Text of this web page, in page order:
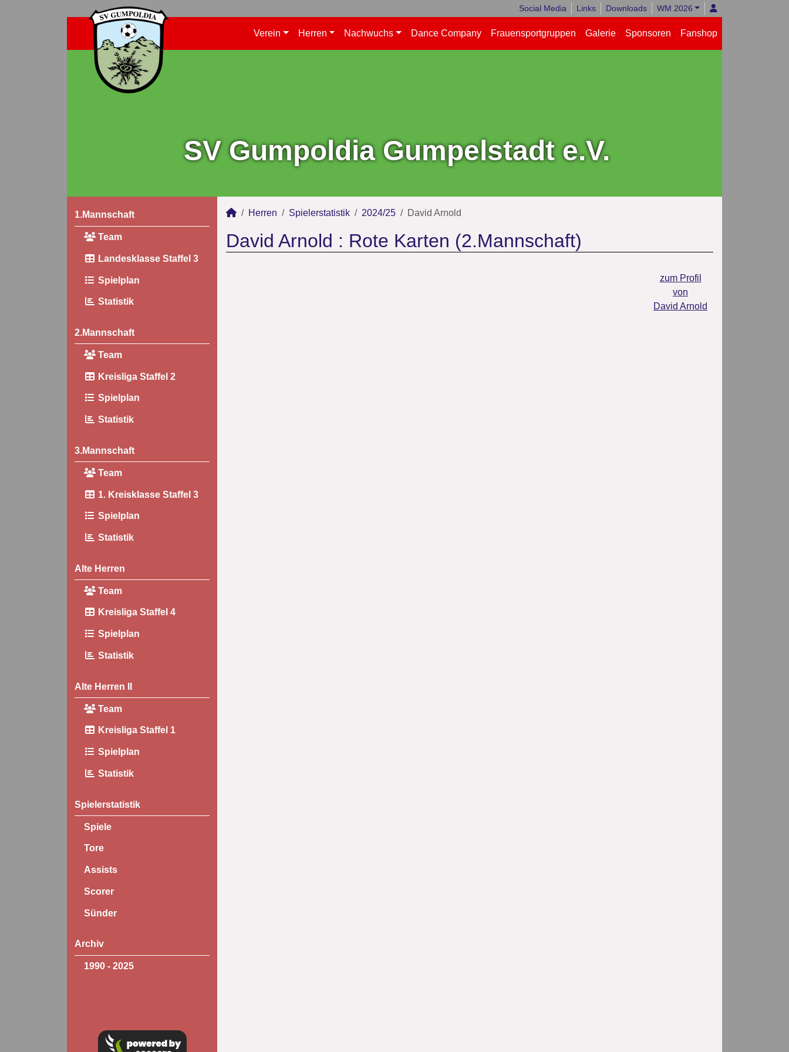
Social Media Links Downloads WM 2026
Verein Herren Nachwuchs Dance Company Frauensportgruppen Galerie Sponsoren Fanshop
SV Gumpoldia Gumpelstadt e.V.
1.Mannschaft
Team
Landesklasse Staffel 3
Spielplan
Statistik
2.Mannschaft
Team
Kreisliga Staffel 2
Spielplan
Statistik
3.Mannschaft
Team
1. Kreisklasse Staffel 3
Spielplan
Statistik
Alte Herren
Team
Kreisliga Staffel 4
Spielplan
Statistik
Alte Herren II
Team
Kreisliga Staffel 1
Spielplan
Statistik
Spielerstatistik
Spiele
Tore
Assists
Scorer
Sünder
Archiv
1990 - 2025
Herren Spielerstatistik 2024/25 David Arnold
David Arnold : Rote Karten (2.Mannschaft)
zum Profil
von
David Arnold